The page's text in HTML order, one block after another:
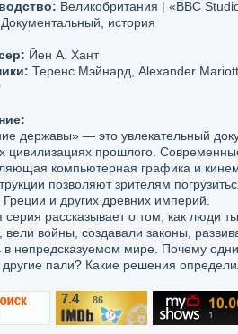
Великобритания | «BBC
Документальный, история
Йен А. Хант
Теренс Мэйнард, Alexander
державы» — это увлекательный
цивилизациях прошлого.
компьютерная графика и
позволяют зрителям
и других древних империй.
серия рассказывает о том, как люди
вели войны, создавали законы,
в непредсказуемом мире. Почему
другие пали? Какие решения
7.4/10 86